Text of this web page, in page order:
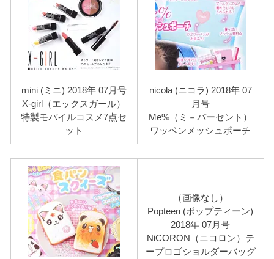
mini (ミニ) 2018年 07月号
X-girl（エックスガール）
特製モバイルコスメ7点セ
ット
nicola (ニコラ) 2018年 07
月号
Me%（ミ－パーセント）
ワッペンメッシュポーチ
（画像なし）
Popteen (ポップティーン)
2018年 07月号
NiCORON（ニコロン）テ
ープロゴショルダーバッグ